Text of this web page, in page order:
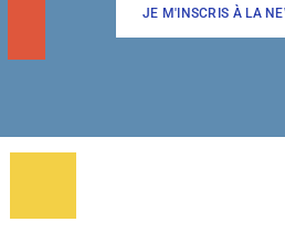
JE M'INSCRIS À LA